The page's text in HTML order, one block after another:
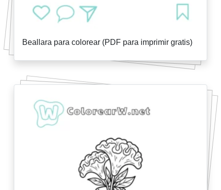
Beallara para colorear (PDF para imprimir gratis)